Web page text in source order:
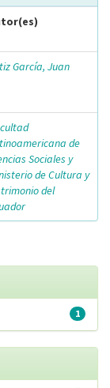
García, Juan
de
Sociales y
de Cultura y
del
1